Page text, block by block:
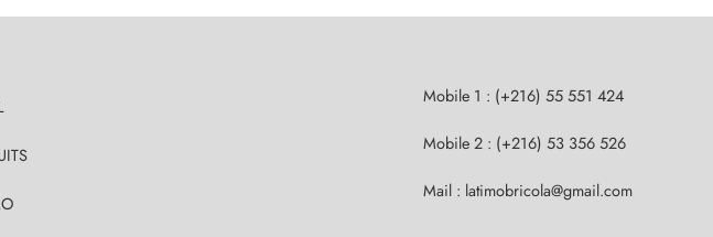
Mobile 1 : (+216) 55 551 424
Mobile 2 : (+216) 53 356 526
Mail : latimobricola@gmail.com